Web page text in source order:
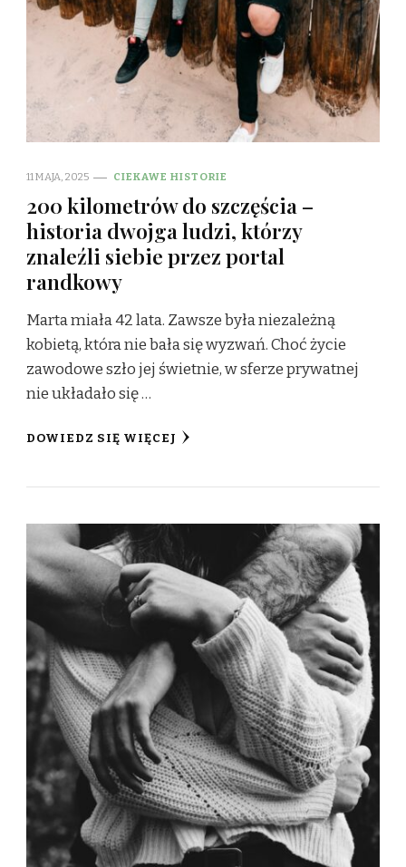
11 MAJA, 2025 CIEKAWE HISTORIE
200 kilometrów do szczęścia –
historia dwojga ludzi, którzy
znaleźli siebie przez portal
randkowy
Marta miała 42 lata. Zawsze była niezależną
kobietą, która nie bała się wyzwań. Choć życie
zawodowe szło jej świetnie, w sferze prywatnej
nie układało się …
DOWIEDZ SIĘ WIĘCEJ